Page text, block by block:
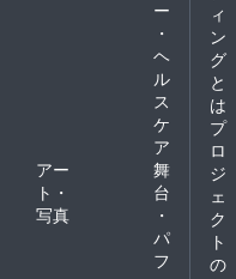
ー
・
ヘ
ル
ス
ケ
ア
アー
ト・
写真
舞
台
・
パ
フ
ィ
ン
グ
と
は
プ
ロ
ジ
ェ
ク
ト
の